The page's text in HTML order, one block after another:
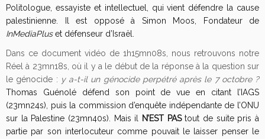
Politologue, essayiste et intellectuel, qui vient défendre la cause
palestinienne. Il est opposé à Simon Moos, Fondateur de
InMediaPluset défenseur d’Israël.
Dans ce document vidéo de 1h15mn08s, nous retrouvons notre
Réel à 23mn18s, où il y a le début de la réponse à la question sur
le génocide : y a-t-il un génocide perpétré après le 7 octobre ?
Thomas Guénolé défend son point de vue en citant l’IAGS
(23mn24s), puis la commission d’enquête indépendante de l’ONU
sur la Palestine (23mn40s). Mais il
N’EST PAStout de suite pris à
partie par son interlocuteur comme pouvait le laisser penser le